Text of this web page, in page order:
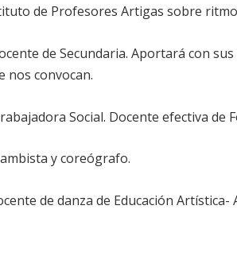
de Profesores Artigas sobre
de Secundaria. Aportará con
nos convocan.
Social. Docente efectiva de
y coreógrafo.
de danza de Educación Artística-